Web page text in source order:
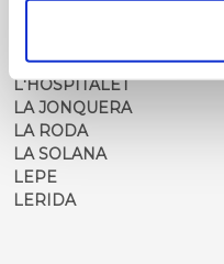
JATIVA
L'HOSPITALET
LA JONQUERA
LA RODA
LA SOLANA
LEPE
LERIDA